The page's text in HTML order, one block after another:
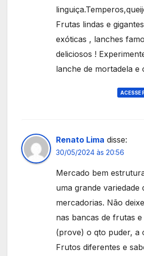
Frutas lindas e
exóticas , lanches
deliciosos !
lanche de mortadela e
ACESSE
Renato Lima disse:
30/05/2024 às 20:56
Mercado bem
uma grande variedade
mercadorias. Não
nas bancas de frutas e
(prove) o qto puder, a
Frutos diferentes e